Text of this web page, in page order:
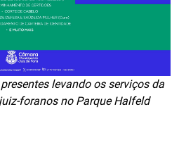
levando os serviços da
foranos no Parque Halfeld